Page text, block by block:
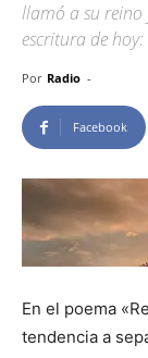
llamó a su reino
escritura de
Por Radio -
Facebook
En el poema
tendencia a